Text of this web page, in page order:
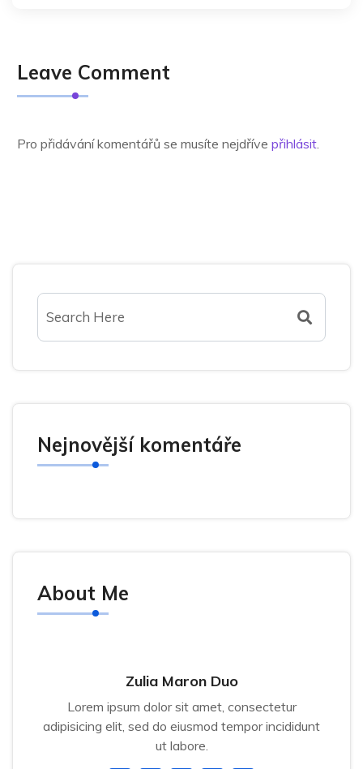
Leave Comment
Pro přidávání komentářů se musíte nejdříve přihlásit.
Nejnovější komentáře
About Me
Zulia Maron Duo
Lorem ipsum dolor sit amet, consectetur
adipisicing elit, sed do eiusmod tempor incididunt
ut labore.